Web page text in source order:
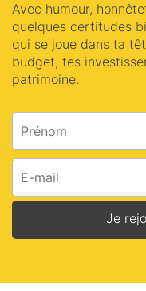
Avec humour,
quelques certitudes
qui se joue dans ta
budget, tes
patrimoine.
Je